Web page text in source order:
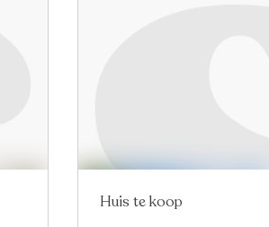
Nieuw
Huis te koop